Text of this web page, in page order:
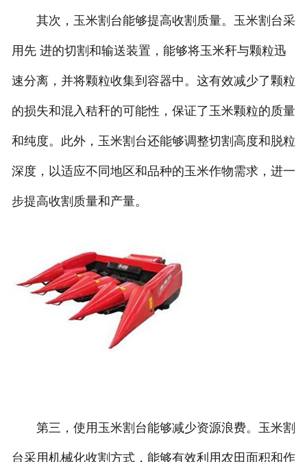
其次，玉米割台能够提高收割质量。玉米割台采
用先 进的切割和输送装置，能够将玉米秆与颗粒迅
速分离，并将颗粒收集到容器中。这有效减少了颗粒
的损失和混入秸秆的可能性，保证了玉米颗粒的质量
和纯度。此外，玉米割台还能够调整切割高度和脱粒
深度，以适应不同地区和品种的玉米作物需求，进一
步提高收割质量和产量。
第三，使用玉米割台能够减少资源浪费。玉米割
台采用机械化收割方式，能够有效利用农田面积和作